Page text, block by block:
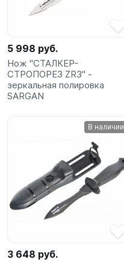
SUP-
Подарочные
Карты
Бренды
5 998 руб.
Нож "СТАЛКЕР-
СТРОПОРЕЗ ZR3" -
зеркальная полировка
SARGAN
В наличии
3 648 руб.